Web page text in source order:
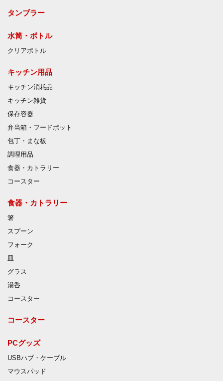
タンブラー
水筒・ボトル
クリアボトル
キッチン用品
キッチン消耗品
キッチン雑貨
保存容器
弁当箱・フードポット
包丁・まな板
調理用品
食器・カトラリー
コースター
食器・カトラリー
箸
スプーン
フォーク
グラス
湯呑
コースター
コースター
PCグッズ
USBハブ・ケーブル
マウスパッド